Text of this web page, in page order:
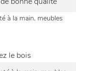
le bois